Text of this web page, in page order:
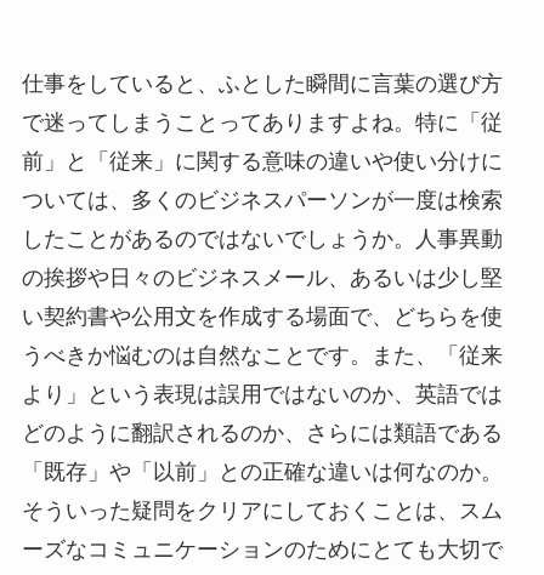
仕事をしていると、ふとした瞬間に言葉の選び方
で迷ってしまうことってありますよね。特に「従
前」と「従来」に関する意味の違いや使い分けに
ついては、多くのビジネスパーソンが一度は検索
したことがあるのではないでしょうか。人事異動
の挨拶や日々のビジネスメール、あるいは少し堅
い契約書や公用文を作成する場面で、どちらを使
うべきか悩むのは自然なことです。また、「従来
より」という表現は誤用ではないのか、英語では
どのように翻訳されるのか、さらには類語である
「既存」や「以前」との正確な違いは何なのか。
そういった疑問をクリアにしておくことは、スム
ーズなコミュニケーションのためにとても大切で